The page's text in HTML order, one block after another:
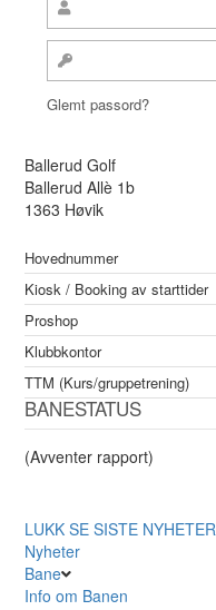
Glemt passord?
Ballerud Golf
Ballerud Allè 1b
1363 Høvik
Hovednummer
Kiosk / Booking av starttider
Proshop
Klubbkontor
TTM (Kurs/gruppetrening)
BANESTATUS
(Avventer rapport)
LUKK SE SISTE NYHETER
Nyheter
Bane
Info om Banen